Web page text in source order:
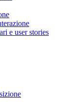
e user stories